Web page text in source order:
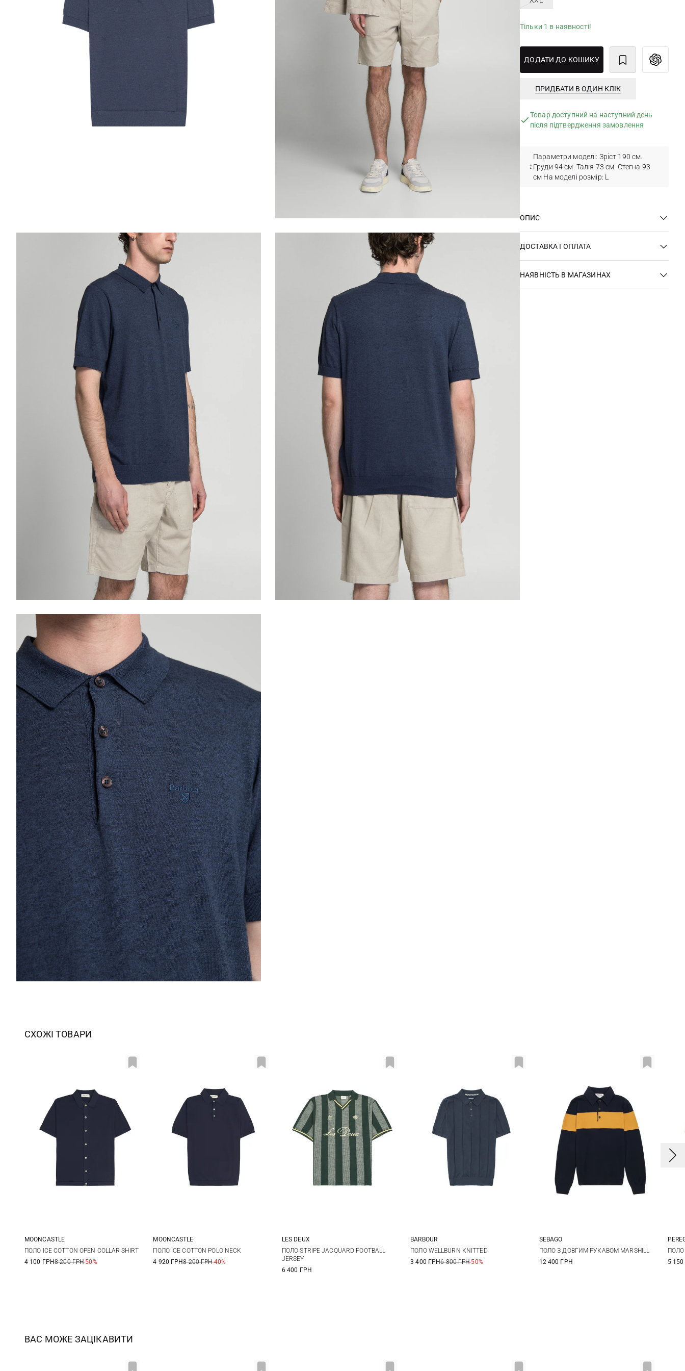
Тільки 1 в наявності!
ДОДАТИ ДО КОШИКУ
ПРИДБАТИ В ОДИН КЛІК
Товар доступний на наступний день
після підтвердження замовлення
Параметри моделі: Зріст 190 см.
Груди 94 см. Талія 73 см. Стегна 93
см На моделі розмір: L
ОПИС
ДОСТАВКА І ОПЛАТА
НАЯВНІСТЬ В МАГАЗИНАХ
СХОЖІ ТОВАРИ
M L XL
MOONCASTLE
ПОЛО ICE COTTON OPEN COLLAR SHIRT
4 100 ГРН8 200 ГРН-50%
S M L
MOONCASTLE
ПОЛО ICE COTTON POLO NECK
4 920 ГРН8 200 ГРН-40%
S M L
LES DEUX
ПОЛО STRIPE JACQUARD FOOTBALL
JERSEY
6 400 ГРН
M L XL
BARBOUR
ПОЛО WELLBURN KNITTED
3 400 ГРН6 800 ГРН-50%
M L XL XXL
SEBAGO
ПОЛО З ДОВГИМ РУКАВОМ MARSHILL
12 400 ГРН
M
ПОЛО
5
ВАС МОЖЕ ЗАЦІКАВИТИ